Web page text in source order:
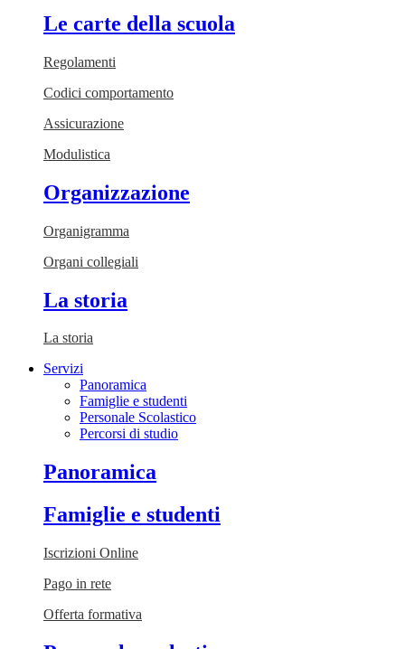
Le carte della scuola
Regolamenti
Codici comportamento
Assicurazione
Modulistica
Organizzazione
Organigramma
Organi collegiali
La storia
La storia
Servizi
Panoramica
Famiglie e studenti
Personale Scolastico
Percorsi di studio
Panoramica
Famiglie e studenti
Iscrizioni Online
Pago in rete
Offerta formativa